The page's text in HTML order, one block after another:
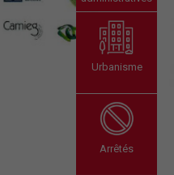
Urbanisme
Arrêtés